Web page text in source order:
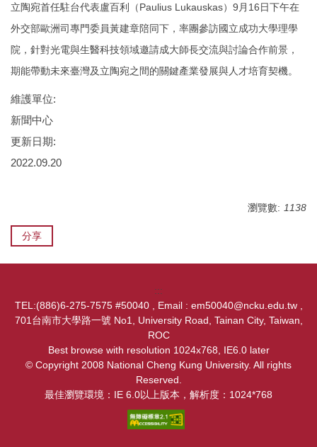
立陶宛首任駐台代表盧百利（Paulius Lukauskas）9月16日下午在
外交部歐洲司專門委員黃建章陪同下，率團參訪國立成功大學理學
院，針對光電與生醫科技領域邀請成大師長交流與討論合作前景，
期能帶動未來臺灣及立陶宛之間的關鍵產業發展與人才培育契機。
維護單位:
新聞中心
更新日期:
2022.09.20
瀏覽數: 1138
分享
:::
TEL:(886)6-275-7575 #50040 , Email : em50040@ncku.edu.tw ,
701台南市大學路一號 No1, University Road, Tainan City, Taiwan,
ROC
Best browse with resolution 1024x768, IE6.0 later
© Copyright 2008 National Cheng Kung University. All rights
Reserved.
最佳瀏覽環境：IE 6.0以上版本，解析度：1024*768